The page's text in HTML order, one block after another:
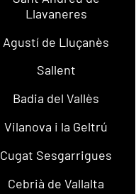
Llavaneres
Agustí de Lluçanès
Sallent
Badia del Vallès
Vilanova i la Geltrú
Cugat Sesgarrigues
Cebrià de Vallalta